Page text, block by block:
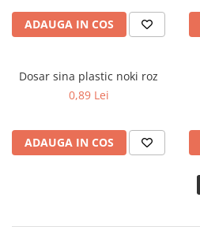
Benzi desenate
Hobby și activități pentru copii
Metoda Montessori
Culegeri și materiale auxiliare
Bibliografie școlară
Bibliografie didactică
ADAUGA IN COS
Dosar sina plastic noki roz
0,89 Lei
ADAUGA IN COS